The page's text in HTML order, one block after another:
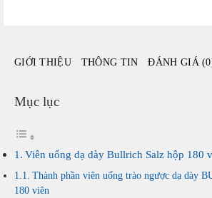
viên
Đức
lượng
GIỚI THIỆU THÔNG TIN ĐÁNH GIÁ
Mục lục
Viên uống dạ dày Bullrich Salz hộp 180
Thành phần viên uống trào ngược dạ dày
180 viên